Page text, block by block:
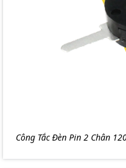
Công Tắc Đèn Pin 2 Chân